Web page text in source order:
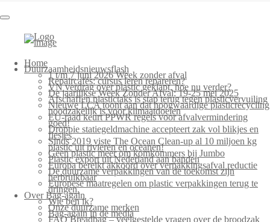
Home
Duurzaamheidsnieuwsflash
1 t/m 7 juni 2026 Week zonder afval
Repaircafés: cursus leren repareren?
VN verdrag over plastic geklapt, hoe nu verder?
De jaarlijkse Week Zonder Afval: 19-25 mei 2025
Afschaffen plastictaks is stap terug tegen plasticvervuiling
Nieuwe LCA toont aan dat hoogwaardige plasticrecycling
noodzakelijk is voor klimaatdoelen
EU-raad keurt PPWR regels voor afvalvermindering
goed!
Droppie statiegeldmachine accepteert zak vol blikjes en
flesjes
Sinds 2019 viste The Ocean Clean-up al 10 miljoen kg
plastic uit rivieren en oceanen!
Geen plastic meer om komkommers bij Jumbo
Plastic export uit Nederland aan banden
Europa bereikt akkoord over verpakkingsafval reductie
De duurzame verpakkingen van de toekomst zijn
herbruikbaar
Europese maatregelen om plastic verpakkingen terug te
dringen.
Over Bag-again
Wie ben ik?
Onze duurzame merken
Bag-again in de media
FAQ Breadbag – veelgestelde vragen over de broodzak